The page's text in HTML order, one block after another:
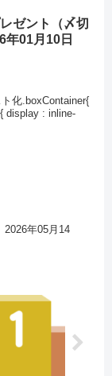
ゼント（〆切
01月10日
化.boxContainer{
display : inline-
年05月14